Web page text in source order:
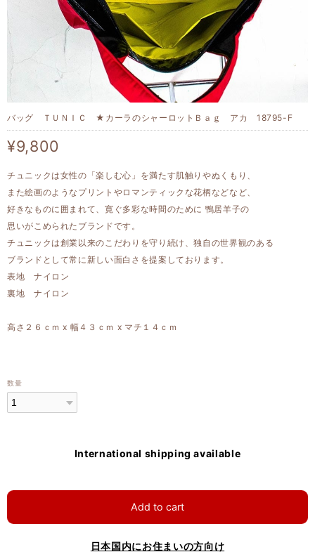
バッグ ＴＵＮＩＣ ★カーラのシャーロットＢａｇ アカ 18795-F
¥9,800
チュニックは女性の「楽しむ心」を満たす肌触りやぬくもり、
また絵画のようなプリントやロマンティックな花柄などなど、
好きなものに囲まれて、寛ぐ多彩な時間のために 鴨居羊子の
思いがこめられたブランドです。
チュニックは創業以来のこだわりを守り続け、独自の世界観のある
ブランドとして常に新しい面白さを提案しております。
表地 ナイロン
裏地 ナイロン
高さ２６ｃｍ x 幅４３ｃｍ x マチ１４ｃｍ
数量
International shipping available
Add to cart
日本国内にお住まいの方向け